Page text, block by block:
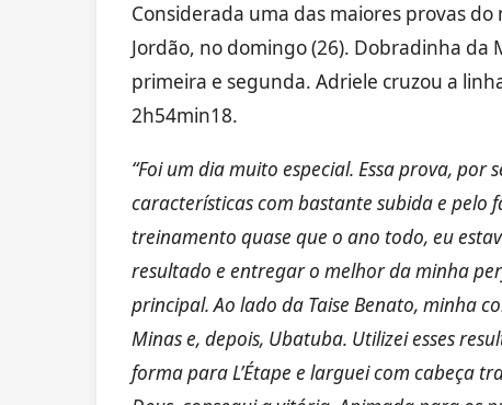
Considerada uma das maiores provas do
Jordão, no domingo (26). Dobradinha da
primeira e segunda. Adriele cruzou a
2h54min18.
“Foi um dia muito especial. Essa prova,
características com bastante subida e pelo
treinamento quase que o ano todo, eu
resultado e entregar o melhor da minha
principal. Ao lado da Taise Benato, minha
Minas e, depois, Ubatuba. Utilizei esses
forma para L’Étape e larguei com cabeça